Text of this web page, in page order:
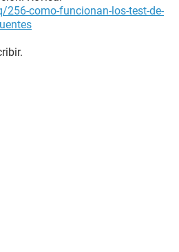
como-funcionan-los-test-de-